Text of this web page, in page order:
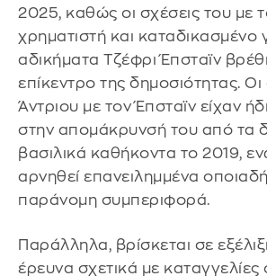
2025, καθώς οι σχέσεις του με
χρηματιστή και καταδικασμένο
αδικήματα Τζέφρι Έπσταϊν
επίκεντρο της δημοσιότητας. Οι
Άντριου με τον Έπσταϊν είχαν
στην απομάκρυνσή του από τα
βασιλικά καθήκοντα το 2019,
αρνηθεί επανειλημμένα
παράνομη συμπεριφορά.
Παράλληλα, βρίσκεται σε
έρευνα σχετικά με καταγγελίες